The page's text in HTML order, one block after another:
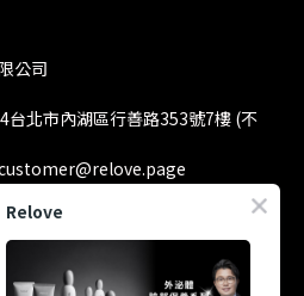
公司
台北市內湖區行善路353號7樓 (不
週五 10:30~18:30
：pr@relove.page
Relove